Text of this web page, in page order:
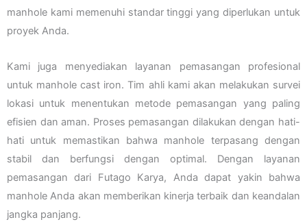
manhole kami memenuhi standar tinggi yang diperlukan untuk
proyek Anda.
Kami juga menyediakan layanan pemasangan profesional
untuk manhole cast iron. Tim ahli kami akan melakukan survei
lokasi untuk menentukan metode pemasangan yang paling
efisien dan aman. Proses pemasangan dilakukan dengan hati-
hati untuk memastikan bahwa manhole terpasang dengan
stabil dan berfungsi dengan optimal. Dengan layanan
pemasangan dari Futago Karya, Anda dapat yakin bahwa
manhole Anda akan memberikan kinerja terbaik dan keandalan
jangka panjang.